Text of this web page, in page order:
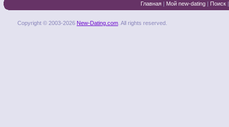
Главная | Мой new-dating | Поиск
Copyright © 2003-2026 New-Dating.com . All rights reserved.